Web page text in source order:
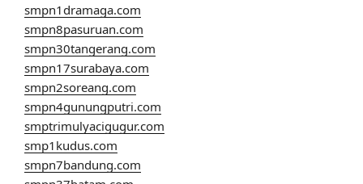
smpn1dramaga.com
smpn8pasuruan.com
smpn30tangerang.com
smpn17surabaya.com
smpn2soreang.com
smpn4gunungputri.com
smptrimulyacigugur.com
smp1kudus.com
smpn7bandung.com